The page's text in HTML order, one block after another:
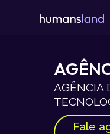
AGÊNCIA
Fale